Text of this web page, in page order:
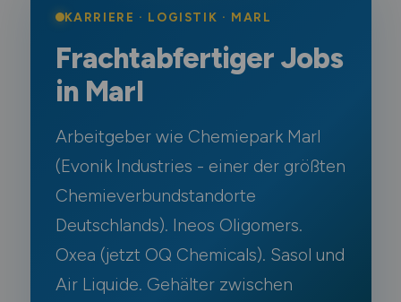
KARRIERE · LOGISTIK · MARL
Frachtabfertiger Jobs
in Marl
Arbeitgeber wie Chemiepark Marl
(Evonik Industries - einer der größten
Chemieverbundstandorte
Deutschlands). Ineos Oligomers.
Oxea (jetzt OQ Chemicals). Sasol und
Air Liquide. Gehälter zwischen